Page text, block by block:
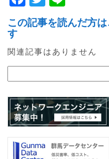
a
c
e
b
o
o
k
w
itt
er
n
e
この記事を読んだ方
す
関連記事はありません